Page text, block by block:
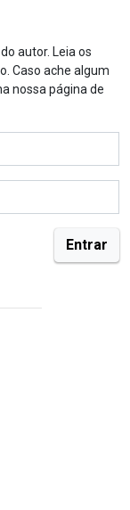
autor. Leia os
Caso ache algum
nossa página de